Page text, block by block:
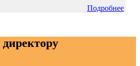
Подробнее
директору